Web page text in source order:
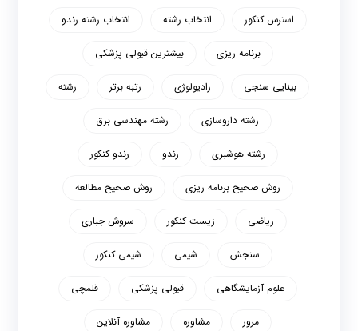
استرس کنکور انتخاب رشته انتخاب رشته رندو
برنامه ریزی بیشترین قبولی پزشکی
بینایی سنجی رادیولوژی رتبه برتر رشته
رشته داروسازی رشته مهندسی برق
رشته هوشبری رندو رندو کنکور
روش صحیح برنامه ریزی روش صحیح مطالعه
ریاضی زیست کنکور سروش جباری
سنجش شیمی شیمی کنکور
علوم آزمایشگاهی قبولی پزشکی قلمچی
مرور مشاوره مشاوره آنلاین